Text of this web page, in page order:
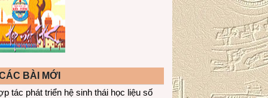
BÀI MỚI
tác phát triển hệ sinh thái học liệu số